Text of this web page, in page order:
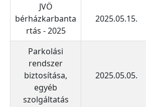
JVÖ
bérházkarbanta
rtás - 2025
2025.05.15.
Parkolási
rendszer
biztosítása,
egyéb
szolgáltatás
2025.05.05.